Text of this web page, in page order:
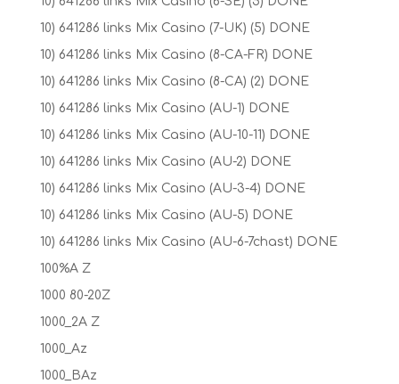
10) 641286 links Mix Casino (7-UK) (5) DONE
10) 641286 links Mix Casino (8-CA-FR) DONE
10) 641286 links Mix Casino (8-CA) (2) DONE
10) 641286 links Mix Casino (AU-1) DONE
10) 641286 links Mix Casino (AU-10-11) DONE
10) 641286 links Mix Casino (AU-2) DONE
10) 641286 links Mix Casino (AU-3-4) DONE
10) 641286 links Mix Casino (AU-5) DONE
10) 641286 links Mix Casino (AU-6-7chast) DONE
100%A Z
1000 80-20Z
1000_2A Z
1000_Az
1000_BAz